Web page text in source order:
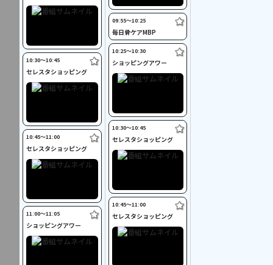
10:30〜10:45
セレスタショッピング
10:45〜11:00
セレスタショッピング
11:00〜11:05
ショッピングアワー
09:55〜10:25
毎日骨ケアMBP
10:25〜10:30
ショッピングアワー
10:30〜10:45
セレスタショッピング
10:45〜11:00
セレスタショッピング